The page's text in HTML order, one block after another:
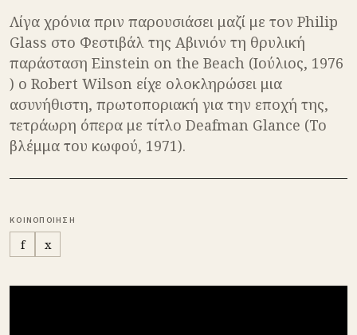
Λίγα χρόνια πριν παρουσιάσει μαζί με τον Philip
Glass στο Φεστιβάλ της Αβινιόν τη θρυλική
παράσταση Einstein on the Beach (Ιούλιος, 1976
) ο Robert Wilson είχε ολοκληρώσει μια
ασυνήθιστη, πρωτοποριακή για την εποχή της,
τετράωρη όπερα με τίτλο Deafman Glance (Το
βλέμμα του κωφού, 1971).
ΚΟΙΝΟΠΟΙΗΣΗ
f x